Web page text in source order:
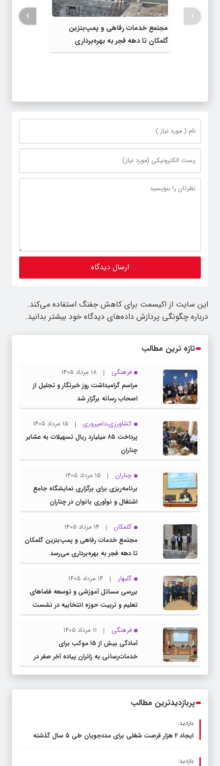
مجتمع خدمات رفاهی و پمپ‌بنزین
گلمکان تا دهه فجر به بهره‌برداری
می‌رسد
‹
›
این سایت از اکیسمت برای کاهش جفنگ استفاده می‌کند.
درباره چگونگی پردازش داده‌های دیدگاه خود بیشتر بدانید.
تازه ترین مطالب
فرهنگی
18 مرداد 1405
مراسم گرامیداشت روز خبرنگار و تجلیل از
اصحاب رسانه برگزار شد
کشاورزی،دامپروری
15 مرداد 1405
پرداخت ۸۵ میلیارد ریال تسهیلات به عشایر
چناران
چناران
15 مرداد 1405
برنامه‌ریزی برای برگزاری نمایشگاه جامع
اشتغال و نوآوری بانوان در چناران
گلمکان
14 مرداد 1405
مجتمع خدمات رفاهی و پمپ‌بنزین گلمکان
تا دهه فجر به بهره‌برداری می‌رسد
گلبهار
14 مرداد 1405
بررسی مسائل آموزشی و توسعه فضاهای
تعلیم و تربیت حوزه انتخابیه در نشست
مشترک عضو کمیسیون آموزش مجلس با
مدیرکل آموزش و پرورش خراسان رضوی
فرهنگی
11 مرداد 1405
آمادگی بیش از ۱۵ موکب برای
خدمات‌رسانی به زائران پیاده آخر صفر در
شهرستان چناران
پربازدیدترین مطالب
بازدید:
ایجاد 2 هزار فرصت شغلی برای مددجویان طی ۵ سال گذشته
بازدید: